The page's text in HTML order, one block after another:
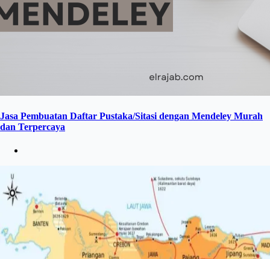
Jasa Pembuatan Daftar Pustaka/Sitasi dengan Mendeley Murah
dan Terpercaya